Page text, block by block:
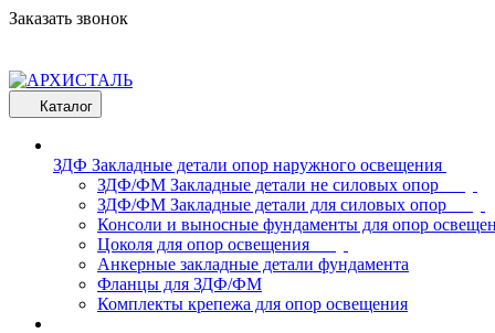
Заказать звонок
Каталог
ЗДФ Закладные детали опор наружного освещения
ЗДФ/ФМ Закладные детали не силовых опор
ЗДФ/ФМ Закладные детали для силовых опор
Консоли и выносные фундаменты для опор
Цоколя для опор освещения
Анкерные закладные детали фундамента
Фланцы для ЗДФ/ФМ
Комплекты крепежа для опор освещения